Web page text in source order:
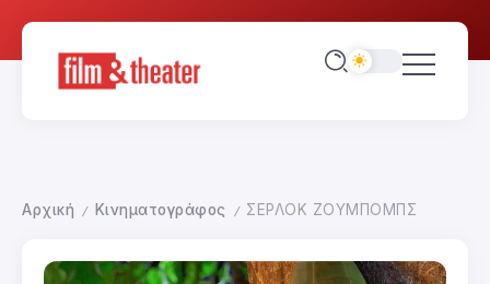
Αρχική / Κινηματογράφος / ΣΕΡΛΟΚ ΖΟΥΜΠΟΜΠΣ